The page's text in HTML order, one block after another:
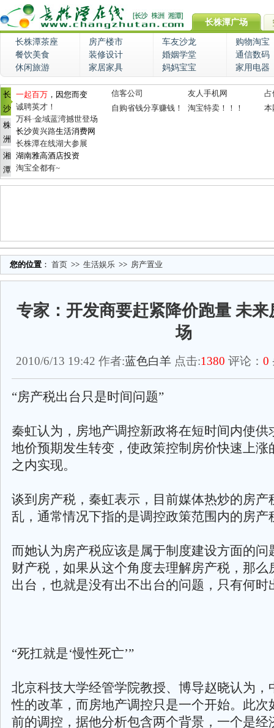
长株潭广场
长株潭茶座 房产楼市 车友沙龙
购物淘宝
餐饮美食
装修设计 婚姻学堂
通信数码
休闲旅游
家居家具 妈妈宝宝 家用电器
长
沙
株
洲
湘
潭
一起百万 ，因您而变
诚聘英才！
万科·金域蓝湾撼世登场
长沙黄兴路生活消费网
长株潭在线湖大参展
湖南雅高酒店投资
淘宝全都有~
信客公司 友人手机网
占
自购省钱分享赚钱！
淘宝特卖！！！ 本
您的位置 ： 首页 >> 生活娱乐 >> 房产置业
专家：开发商要赶紧降价跑量 未来
场
2010/6/13 19:42 作者:蓝色白羊 点击:1380 评论： 0
“房产税出台只是时间问题”
秦虹认为，房地产调控新政将在短时间内使供
地价预期发生转变，使政策控制房价快速上涨
之内实现。
谈到房产税，秦虹表示，目前媒体热炒的房产
乱，通常情况下指的是调控政策范围内的房产
而她认为房产税应该是属于制度建设方面的问
财产税，如果从这个角度去理解房产税，那么
出台，也就是没有出不出台的问题，只有何时
“死扛就是‘慢性死亡’”
北京科技大学经管学院教授、博导赵晓认为，
性的改革，而房地产调控只是一个开始。此次
前的调控，据他分析包含两个背景，一个是经